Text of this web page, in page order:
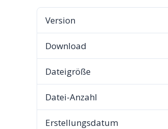
Version
Download
Dateigröße
Datei-Anzahl
Erstellungsdatum